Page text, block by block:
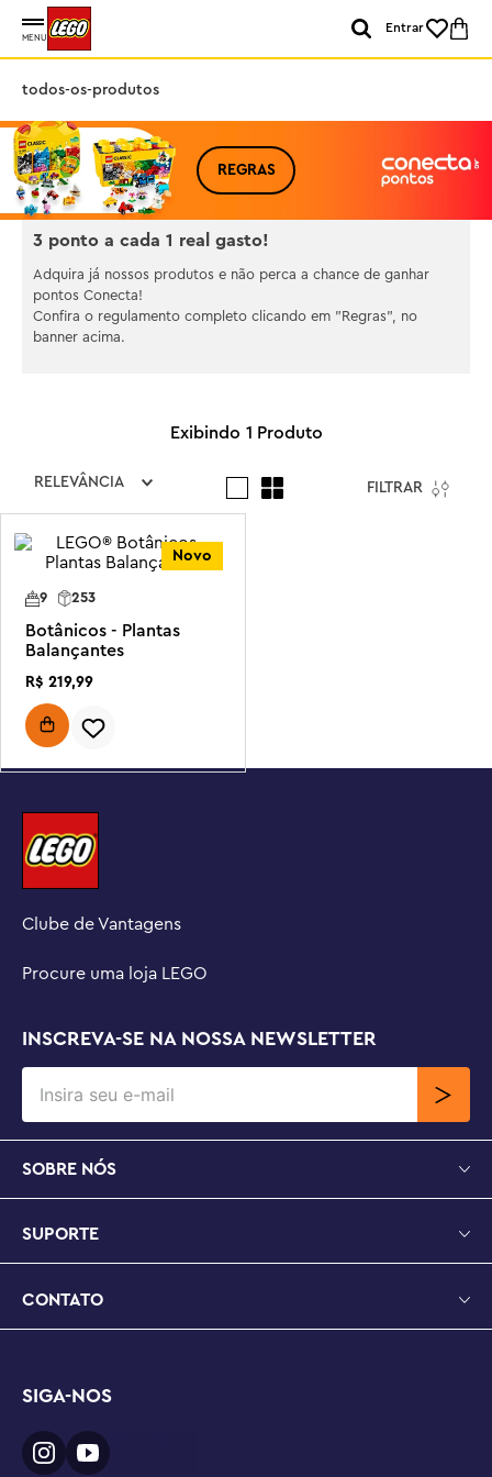
MENU
Entrar
todos-os-produtos
REGRAS
3 ponto a cada 1 real gasto!
Adquira já nossos produtos e não perca a chance de ganhar
pontos Conecta!
Confira o regulamento completo clicando em "Regras", no
banner acima.
1 Produto
RELEVÂNCIA FILTRAR
Novo
9 253
Botânicos - Plantas
Balançantes
R$ 219,99
Clube de Vantagens
Procure uma loja LEGO
INSCREVA-SE NA NOSSA NEWSLETTER
SOBRE NÓS
SUPORTE
CONTATO
SIGA-NOS